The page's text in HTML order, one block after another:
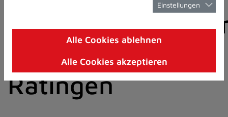
8)
I)
der Stadt
Ratingen
Einstellungen
Alle Cookies ablehnen
Alle Cookies akzeptieren